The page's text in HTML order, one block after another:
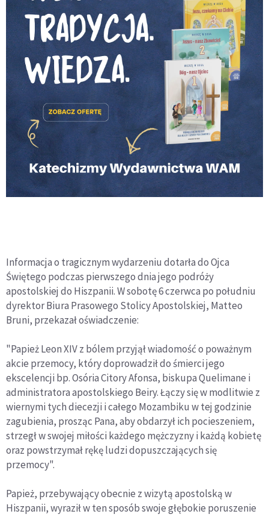
Informacja o tragicznym wydarzeniu dotarła do Ojca
Świętego podczas pierwszego dnia jego podróży
apostolskiej do Hiszpanii. W sobotę 6 czerwca po południu
dyrektor Biura Prasowego Stolicy Apostolskiej, Matteo
Bruni, przekazał oświadczenie:
"Papież Leon XIV z bólem przyjął wiadomość o poważnym
akcie przemocy, który doprowadził do śmierci jego
ekscelencji bp. Osória Citory Afonsa, biskupa Quelimane i
administratora apostolskiego Beiry. Łączy się w modlitwie z
wiernymi tych diecezji i całego Mozambiku w tej godzinie
zagubienia, prosząc Pana, aby obdarzył ich pocieszeniem,
strzegł w swojej miłości każdego mężczyzny i każdą kobietę
oraz powstrzymał rękę ludzi dopuszczających się
przemocy".
Papież, przebywający obecnie z wizytą apostolską w
Hiszpanii, wyraził w ten sposób swoje głębokie poruszenie